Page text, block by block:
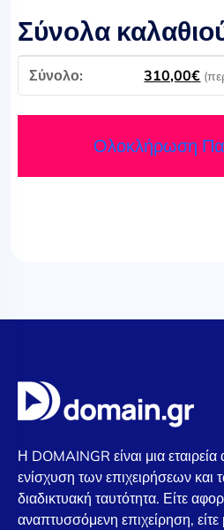
Σύνολα
310,00€
Ολοκλήρωση
Η DOMAINGR είναι μια
ενίσχυση των επιχειρήσεων και
διαδικτυακή ταυτότητα. Είτε
αναπτυσσόμενη επιχείρηση, είτε